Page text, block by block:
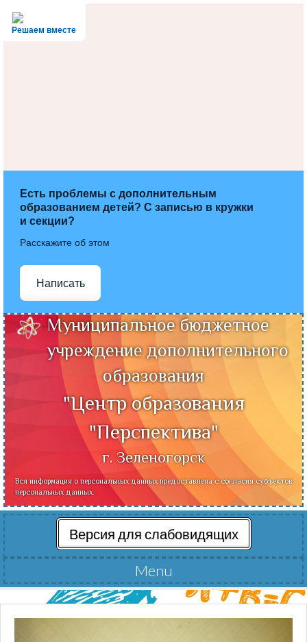
Решаем вместе
Есть проблемы с дополнительным
образованием детей? С записью в кружки
и секции?
Расскажите об этом
Написать
Муниципальное бюджетное
учреждение дополнительного
образования
"Центр образования
"Перспектива"
г. Зеленогорск
Вся информация о персональных данных предоставлена с согласия субъектов
персональных данных.
Версия для слабовидящих
Menu
Читать далее